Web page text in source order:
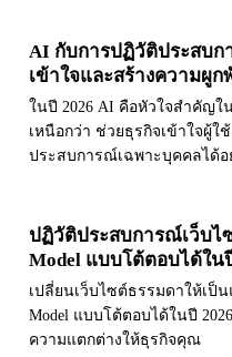
AI กับการปฏิวัติประสบ
เข้าใจและสร้างความผูก
ในปี 2026 AI คือหัวใจสำคัญใน
เหนือกว่า ช่วยธุรกิจเข้าใจผู้ใ
ประสบการณ์เฉพาะบุคคลได้อ
ปฏิวัติประสบการณ์เว็บไ
Model แบบโต้ตอบได้ใน
เปลี่ยนเว็บไซต์ธรรมดาให้เป็
Model แบบโต้ตอบได้ในปี
ความแตกต่างให้ธุรกิจคุณ